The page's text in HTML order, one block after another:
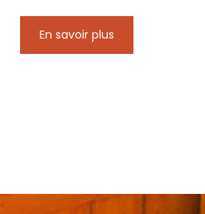
En savoir plus